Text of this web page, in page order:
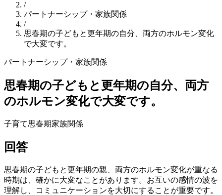
/
パートナーシップ・家族関係
/
思春期の子どもと更年期の自分、両方のホルモン変化
で大変です。
パートナーシップ・家族関係
思春期の子どもと更年期の自分、両方
のホルモン変化で大変です。
子育て思春期家族関係
回答
思春期の子どもと更年期の親、両方のホルモン変化が重なる
時期は、確かに大変なことがあります。お互いの感情の波を
理解し、コミュニケーションを大切にすることが重要です。